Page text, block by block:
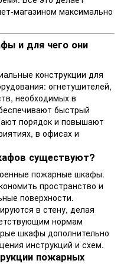
магазином максимально
и для чего они
конструкции для
огнетушителей,
необходимых в
быстрый
порядок и повышают
в офисах и
существуют?
пожарные шкафы.
пространство и
поверхности.
в стену, делая
нормам
шкафы дополнительно
инструкций и схем.
пожарных